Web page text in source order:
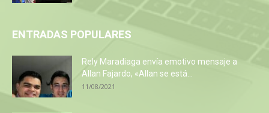
ENTRADAS POPULARES
Rely Maradiaga envía emotivo mensaje a
Allan Fajardo, «Allan se está...
11/08/2021